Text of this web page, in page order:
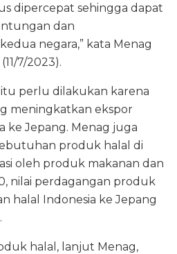
dipercepat sehingga dapat
dan
negara,” kata Menag
7/2023).
perlu dilakukan karena
meningkatkan ekspor
ke Jepang. Menag juga
produk halal di
oleh produk makanan dan
nilai perdagangan produk
halal Indonesia ke Jepang
halal, lanjut Menag,